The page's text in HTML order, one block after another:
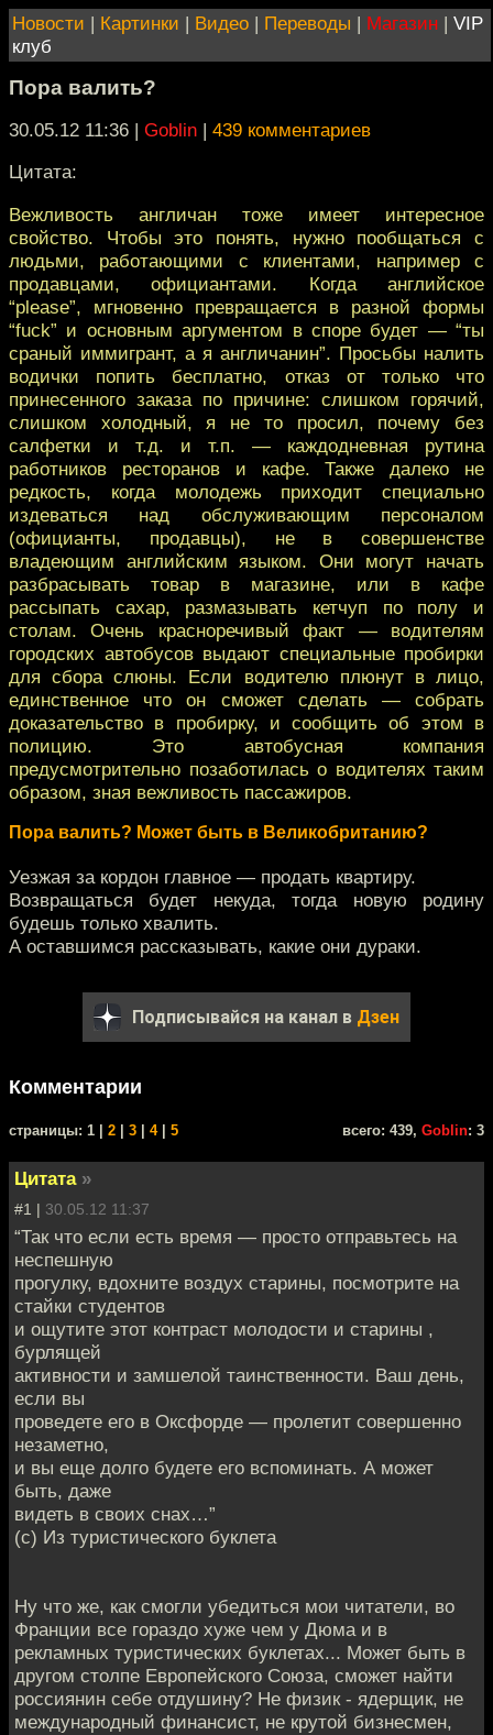
Новости | Картинки | Видео | Переводы | Магазин | VIP
клуб
Пора валить?
30.05.12 11:36 | Goblin | 439 комментариев
Цитата:
Вежливость англичан тоже имеет интересное
свойство. Чтобы это понять, нужно пообщаться с
людьми, работающими с клиентами, например с
продавцами, официантами. Когда английское
“please”, мгновенно превращается в разной формы
“fuck” и основным аргументом в споре будет — “ты
сраный иммигрант, а я англичанин”. Просьбы налить
водички попить бесплатно, отказ от только что
принесенного заказа по причине: слишком горячий,
слишком холодный, я не то просил, почему без
салфетки и т.д. и т.п. — каждодневная рутина
работников ресторанов и кафе. Также далеко не
редкость, когда молодежь приходит специально
издеваться над обслуживающим персоналом
(официанты, продавцы), не в совершенстве
владеющим английским языком. Они могут начать
разбрасывать товар в магазине, или в кафе
рассыпать сахар, размазывать кетчуп по полу и
столам. Очень красноречивый факт — водителям
городских автобусов выдают специальные пробирки
для сбора слюны. Если водителю плюнут в лицо,
единственное что он сможет сделать — собрать
доказательство в пробирку, и сообщить об этом в
полицию. Это автобусная компания
предусмотрительно позаботилась о водителях таким
образом, зная вежливость пассажиров.
Пора валить? Может быть в Великобританию?
Уезжая за кордон главное — продать квартиру.
Возвращаться будет некуда, тогда новую родину
будешь только хвалить.
А оставшимся рассказывать, какие они дураки.
Подписывайся на канал в Дзен
Комментарии
cтраницы: 1 | 2 3 4| 5 всего: 439, Goblin: 3
Цитата »
#1 | 30.05.12 11:37
“Так что если есть время — просто отправьтесь на
неспешную
прогулку, вдохните воздух старины, посмотрите на
стайки студентов
и ощутите этот контраст молодости и старины ,
бурлящей
активности и замшелой таинственности. Ваш день,
если вы
проведете его в Оксфорде — пролетит совершенно
незаметно,
и вы еще долго будете его вспоминать. А может
быть, даже
видеть в своих снах…”
(с) Из туристического буклета
Ну что же, как смогли убедиться мои читатели, во
Франции все гораздо хуже чем у Дюма и в
рекламных туристических буклетах... Может быть в
другом столпе Европейского Союза, сможет найти
россиянин себе отдушину? Не физик - ядерщик, не
международный финансист, не крутой бизнесмен,